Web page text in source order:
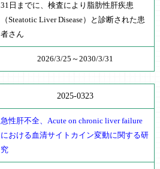
31日までに、検査により脂肪性肝疾患
（Steatotic Liver Disease）と診断された患
者さん
2026/3/25～2030/3/31
2025-0323
急性肝不全、Acute on chronic liver failure
における血清サイトカイン変動に関する研
究